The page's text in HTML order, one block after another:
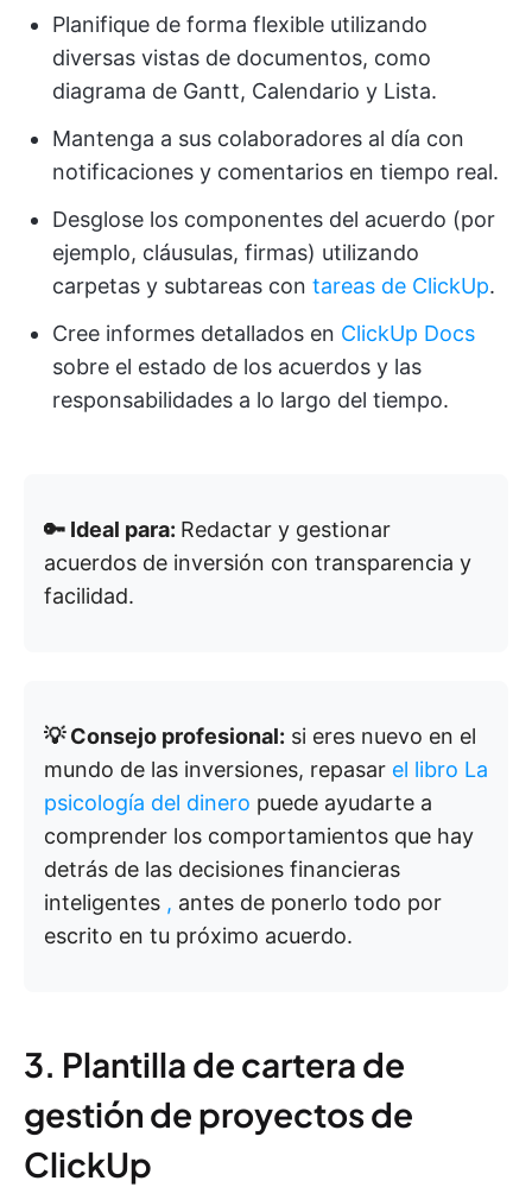
Planifique de forma flexible utilizando
diversas vistas de documentos, como
diagrama de Gantt, Calendario y Lista.
Mantenga a sus colaboradores al día con
notificaciones y comentarios en tiempo real.
Desglose los componentes del acuerdo (por
ejemplo, cláusulas, firmas) utilizando
carpetas y subtareas con tareas de ClickUp.
Cree informes detallados en ClickUp Docs
sobre el estado de los acuerdos y las
responsabilidades a lo largo del tiempo.
🔑 Ideal para: Redactar y gestionar
acuerdos de inversión con transparencia y
facilidad.
💡 Consejo profesional: si eres nuevo en el
mundo de las inversiones, repasar el libro La
psicología del dinero puede ayudarte a
comprender los comportamientos que hay
detrás de las decisiones financieras
inteligentes , antes de ponerlo todo por
escrito en tu próximo acuerdo.
3. Plantilla de cartera de
gestión de proyectos de
ClickUp